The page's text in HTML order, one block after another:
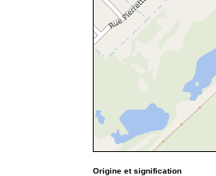
Origine et signification